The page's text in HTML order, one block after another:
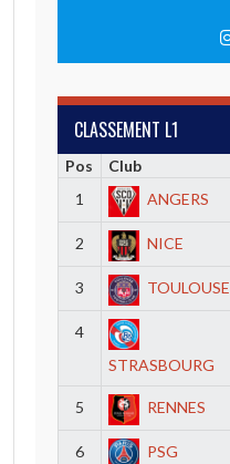
CLASSEMENT L1
Pos Club
1
ANGERS
2 NICE
3 TOULOUSE
4
STRASBOURG
5 RENNES
6 PSG